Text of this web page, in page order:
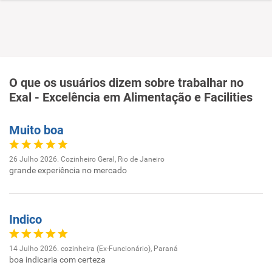
O que os usuários dizem sobre trabalhar no
Exal - Excelência em Alimentação e Facilities
Muito boa
26 Julho 2026. Cozinheiro Geral, Rio de Janeiro
grande experiência no mercado
Indico
14 Julho 2026. cozinheira (Ex-Funcionário), Paraná
boa indicaria com certeza